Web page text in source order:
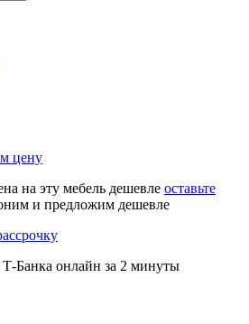
цену
на эту мебель дешевле оставьте
и предложим дешевле
Т-Банка онлайн за 2 минуты